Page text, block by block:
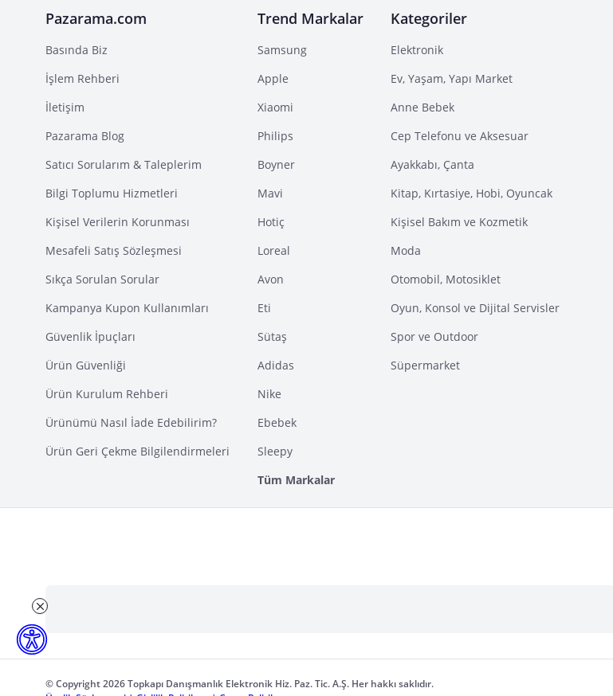
Pazarama.com
Basında Biz
İşlem Rehberi
İletişim
Pazarama Blog
Satıcı Sorularım & Taleplerim
Bilgi Toplumu Hizmetleri
Kişisel Verilerin Korunması
Mesafeli Satış Sözleşmesi
Sıkça Sorulan Sorular
Kampanya Kupon Kullanımları
Güvenlik İpuçları
Ürün Güvenliği
Ürün Kurulum Rehberi
Ürünümü Nasıl İade Edebilirim?
Ürün Geri Çekme Bilgilendirmeleri
Trend Markalar
Samsung
Apple
Xiaomi
Philips
Boyner
Mavi
Hotiç
Loreal
Avon
Eti
Sütaş
Adidas
Nike
Ebebek
Sleepy
Tüm Markalar
Kategoriler
Elektronik
Ev, Yaşam, Yapı Market
Anne Bebek
Cep Telefonu ve Aksesuar
Ayakkabı, Çanta
Kitap, Kırtasiye, Hobi, Oyuncak
Kişisel Bakım ve Kozmetik
Moda
Otomobil, Motosiklet
Oyun, Konsol ve Dijital Servisler
Spor ve Outdoor
Süpermarket
© Copyright 2026 Topkapı Danışmanlık Elektronik Hiz. Paz. Tic. A.Ş. Her hakkı saklıdır.